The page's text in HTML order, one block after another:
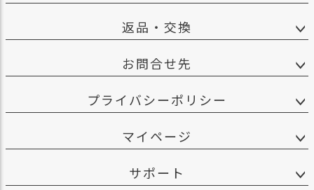
返品・交換
お問合せ先
プライバシーポリシー
マイページ
サポート